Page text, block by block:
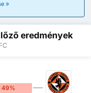
eredmények
49%